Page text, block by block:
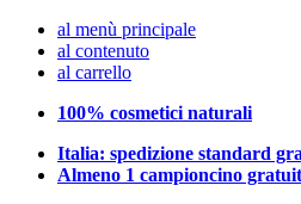
al menù principale
al contenuto
al carrello
100% cosmetici naturali
Italia: spedizione standard
Almeno 1 campioncino